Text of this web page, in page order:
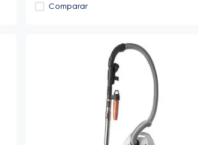
Comparar